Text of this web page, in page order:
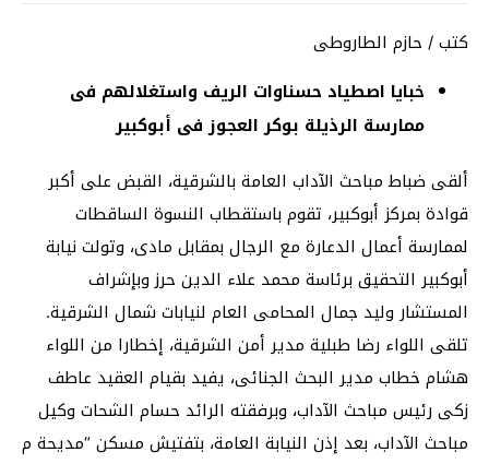
كتب / حازم الطاروطى
خبايا اصطياد حسناوات الريف واستغلالهم فى
ممارسة الرذيلة بوكر العجوز فى أبوكبير
ألقى ضباط مباحث الآداب العامة بالشرقية، القبض على أكبر
قوادة بمركز أبوكبير، تقوم باستقطاب النسوة الساقطات
لممارسة أعمال الدعارة مع الرجال بمقابل مادى، وتولت نيابة
أبوكبير التحقيق برئاسة محمد علاء الدين حرز وبإشراف
المستشار وليد جمال المحامى العام لنيابات شمال الشرقية.
تلقى اللواء رضا طبلية مدير أمن الشرقية، إخطارا من اللواء
هشام خطاب مدير البحث الجنائى، يفيد بقيام العقيد عاطف
زكى رئيس مباحث الآداب، وبرفقته الرائد حسام الشحات وكيل
مباحث الآداب، بعد إذن النيابة العامة، بتفتيش مسكن “مديحة م